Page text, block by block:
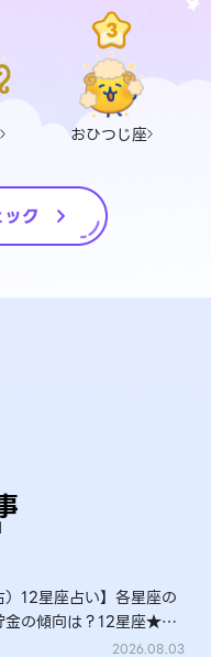
おひつじ座
）12星座占い】各星座の
金の傾向は？12星座★徹
2026.08.03